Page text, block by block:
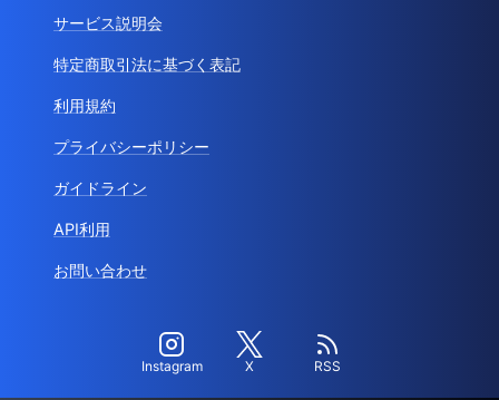
サービス説明会
特定商取引法に基づく表記
利用規約
プライバシーポリシー
ガイドライン
API利用
お問い合わせ
Instagram X RSS